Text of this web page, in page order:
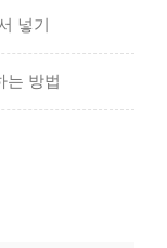
넣기
는 방법